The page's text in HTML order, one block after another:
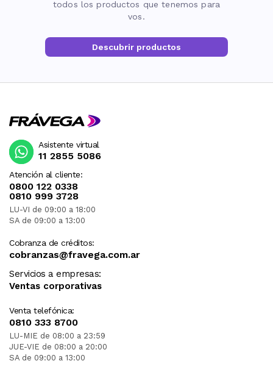
todos los productos que tenemos para
vos.
Descubrir productos
Atención al cliente:
0800 122 0338
0810 999 3728
LU-VI de 09:00 a 18:00
SA de 09:00 a 13:00
Cobranza de créditos:
cobranzas@fravega.com.ar
Servicios a empresas:
Ventas corporativas
Venta telefónica:
0810 333 8700
LU-MIE de 08:00 a 23:59
JUE-VIE de 08:00 a 20:00
SA de 09:00 a 13:00
Asistente virtual
11 2855 5086